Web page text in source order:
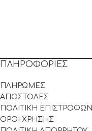
ΠΛΗΡΟΦΟΡΙΕΣ
ΠΛΗΡΩΜΕΣ
ΑΠΟΣΤΟΛΕΣ
ΠΟΛΙΤΙΚΗ ΕΠΙΣΤΡΟΦΩΝ
ΟΡΟΙ ΧΡΗΣΗΣ